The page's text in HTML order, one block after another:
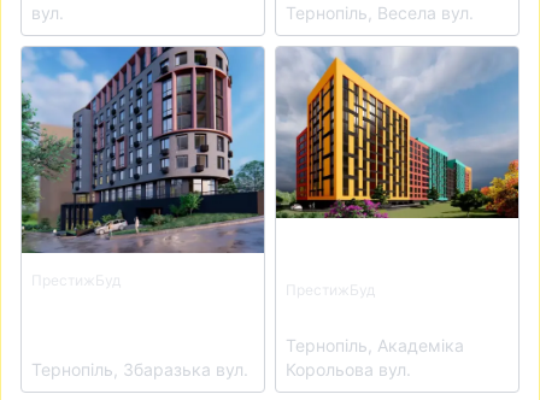
вул.
Тернопіль, Весела вул.
View details for Апарт-комплекс Престиж Хол
ПрестижБуд
Тернопіль, Збаразька вул.
View details for ЖК
ПрестижБуд
Тернопіль, Академіка
Корольова вул.